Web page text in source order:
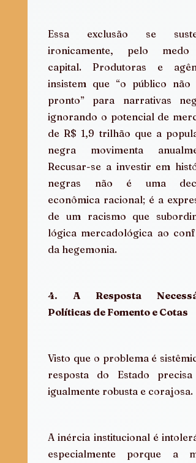
Essa exclusão se
ironicamente, pelo medo
capital. Produtoras e
insistem que “o público não
pronto” para narrativas
ignorando o potencial de
de R$ 1,9 trilhão que a
negra movimenta
Recusar-se a investir em
negras não é uma
econômica racional; é a
de um racismo que
lógica mercadológica ao
da hegemonia.
4. A Resposta
Políticas de Fomento e Cotas
Visto que o problema é
resposta do Estado precisa
igualmente robusta e corajosa.
A inércia institucional é
especialmente porque a